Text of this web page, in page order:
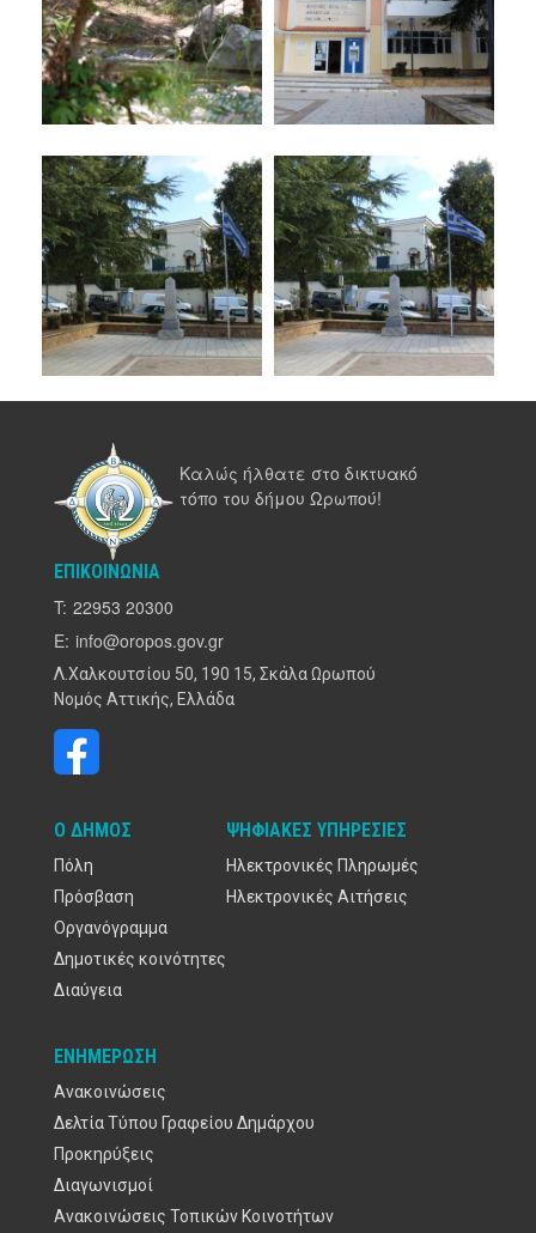
Καλώς ήλθατε στο δικτυακό
τόπο του δήμου Ωρωπού!
ΕΠΙΚΟΙΝΩΝΊΑ
T: 22953 20300
E: info@oropos.gov.gr
Λ.Χαλκουτσίου 50, 190 15, Σκάλα Ωρωπού
Νομός Αττικής, Ελλάδα
Ο ΔΉΜΟΣ
Πόλη
Πρόσβαση
Οργανόγραμμα
Δημοτικές κοινότητες
Διαύγεια
ΨΗΦΙΑΚΈΣ ΥΠΗΡΕΣΊΕΣ
Ηλεκτρονικές Πληρωμές
Ηλεκτρονικές Αιτήσεις
ΕΝΗΜΈΡΩΣΗ
Ανακοινώσεις
Δελτία Τύπου Γραφείου Δημάρχου
Προκηρύξεις
Διαγωνισμοί
Ανακοινώσεις Τοπικών Κοινοτήτων